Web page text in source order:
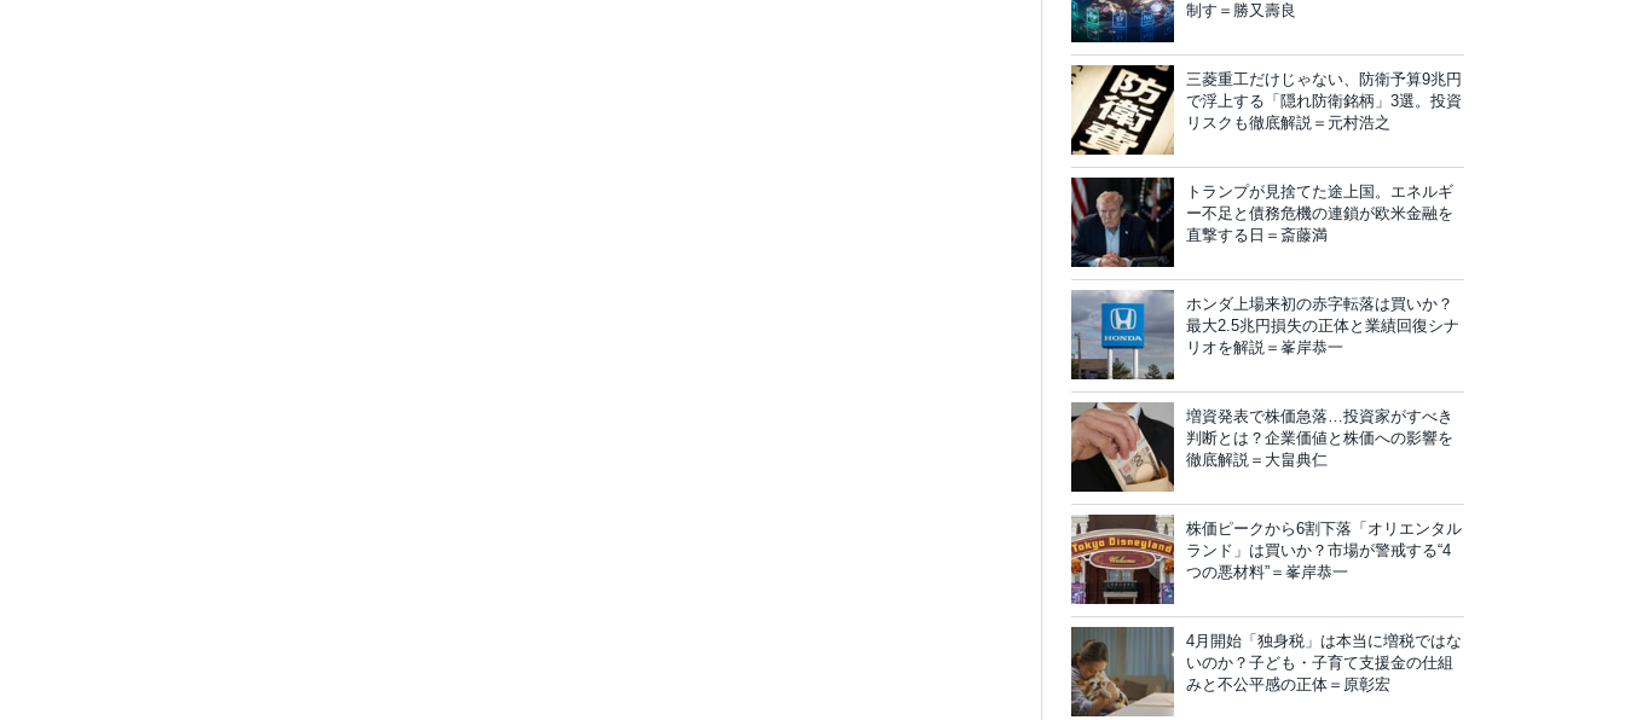
制す＝勝又壽良
三菱重工だけじゃない、防衛予算9兆円
で浮上する「隠れ防衛銘柄」3選。投資
リスクも徹底解説＝元村浩之
トランプが見捨てた途上国。エネルギ
ー不足と債務危機の連鎖が欧米金融を
直撃する日＝斎藤満
ホンダ上場来初の赤字転落は買いか？
最大2.5兆円損失の正体と業績回復シナ
リオを解説＝峯岸恭一
増資発表で株価急落…投資家がすべき
判断とは？企業価値と株価への影響を
徹底解説＝大畠典仁
株価ピークから6割下落「オリエンタル
ランド」は買いか？市場が警戒する“4
つの悪材料”＝峯岸恭一
4月開始「独身税」は本当に増税ではな
いのか？子ども・子育て支援金の仕組
みと不公平感の正体＝原彰宏